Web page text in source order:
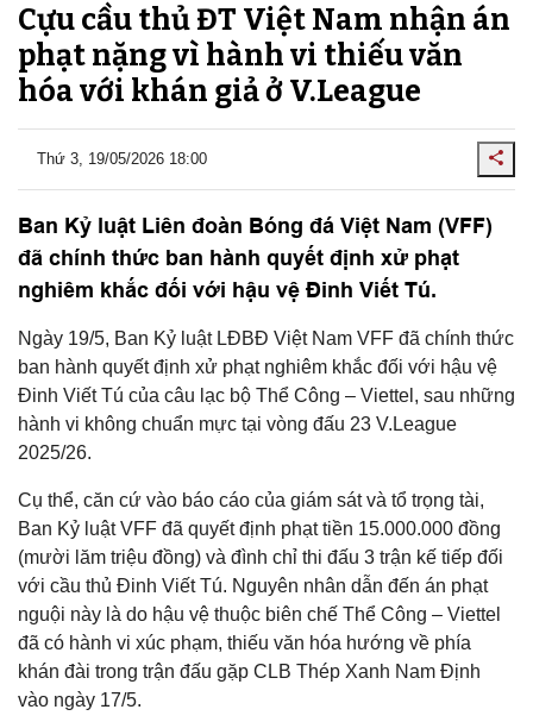
Cựu cầu thủ ĐT Việt Nam nhận án
phạt nặng vì hành vi thiếu văn
hóa với khán giả ở V.League
Thứ 3, 19/05/2026 18:00
Ban Kỷ luật Liên đoàn Bóng đá Việt Nam (VFF)
đã chính thức ban hành quyết định xử phạt
nghiêm khắc đối với hậu vệ Đinh Viết Tú.
Ngày 19/5, Ban Kỷ luật LĐBĐ Việt Nam VFF đã chính thức
ban hành quyết định xử phạt nghiêm khắc đối với hậu vệ
Đinh Viết Tú của câu lạc bộ Thể Công – Viettel, sau những
hành vi không chuẩn mực tại vòng đấu 23 V.League
2025/26.
Cụ thể, căn cứ vào báo cáo của giám sát và tổ trọng tài,
Ban Kỷ luật VFF đã quyết định phạt tiền 15.000.000 đồng
(mười lăm triệu đồng) và đình chỉ thi đấu 3 trận kế tiếp đối
với cầu thủ Đinh Viết Tú. Nguyên nhân dẫn đến án phạt
nguội này là do hậu vệ thuộc biên chế Thể Công – Viettel
đã có hành vi xúc phạm, thiếu văn hóa hướng về phía
khán đài trong trận đấu gặp CLB Thép Xanh Nam Định
vào ngày 17/5.